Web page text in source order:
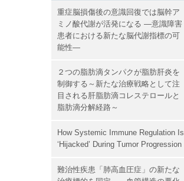
重症脳損傷後の意識回復では脳幹ア
ミノ酸代謝が活発になる ―意識障害
患者における新たな脳代謝指標の可
能性―
２つの脂肪滴タンパクが脂肪肝炎を
制御する～新たな治療戦略として注
目される肝脂肪滴コレステロールと
脂肪滴分解経路～
How Systemic Immune Regulation Is
‘Hijacked’ During Tumor Progression
難治性疾患「肺高血圧症」の新たな